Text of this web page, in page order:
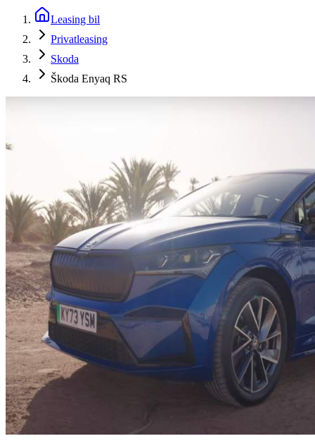
Leasing bil
Privatleasing
Skoda
Škoda Enyaq RS